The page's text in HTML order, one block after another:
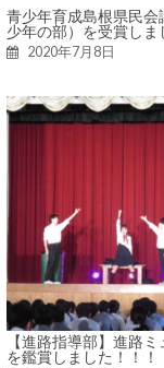
青少年育成島根県民会
少年の部）を受賞しま
2020年7月8日
【進路指導部】進路
を鑑賞しました！！！